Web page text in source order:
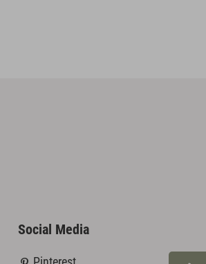
Social Media